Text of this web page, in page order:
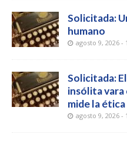
Solicitada:
humano
agosto 9, 2026 -
Solicitada:
insólita vara
mide la ética
agosto 9, 2026 -